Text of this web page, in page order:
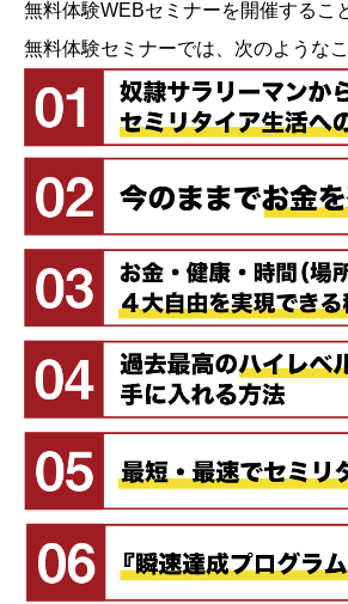
無料体験WEBセミナーを開催するこ
無料体験セミナーでは、次のような